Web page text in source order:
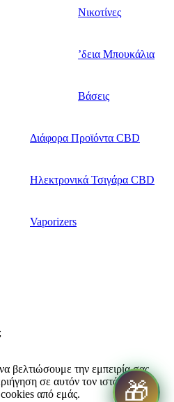
Νικοτίνες
’δεια Μπουκάλια
Βάσεις
Διάφορα Προϊόντα CBD
Ηλεκτρονικά Τσιγάρα CBD
Vaporizers
βελτιώσουμε την εμπειρία σας
σε αυτόν τον ιστότοπο,
από εμάς.
🎁